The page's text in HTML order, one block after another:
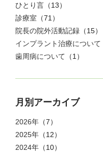
ひとり言 （13）
診療室 （71）
院長の院外活動記録 （15）
インプラント治療について
歯周病について （1）
月別アーカイブ
2026年 （7）
2025年 （12）
2024年 （10）